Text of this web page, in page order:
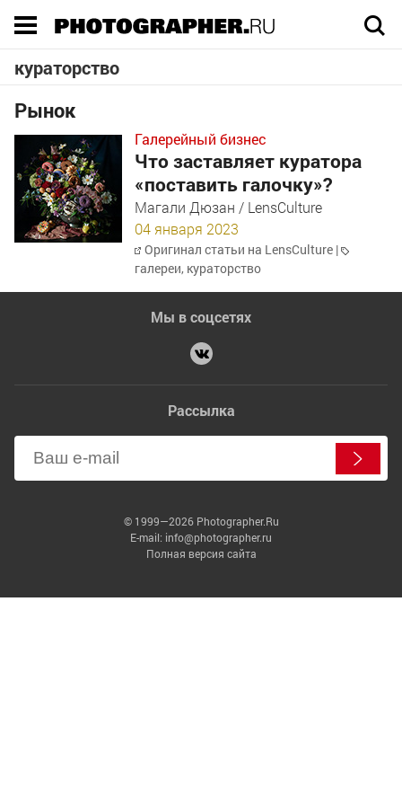
кураторство
Рынок
Галерейный бизнес
Что заставляет куратора
«поставить галочку»?
Магали Дюзан / LensCulture
04 января 2023
Оригинал статьи на LensCulture |
галереи, кураторство
Мы в соцсетях
Рассылка
© 1999—2026 Photographer.Ru
E-mail: info@photographer.ru
Полная версия сайта